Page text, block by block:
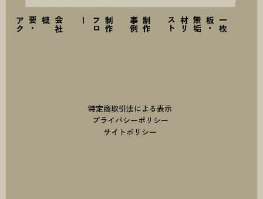
一
枚
板
・
無
垢
材
リ
ス
ト
制
作
事
例
制
作
フ
ロ
会
社
概要
・
ア
ク
セ
特定商取引法による表示
プライバシーポリシー
サイトポリシー